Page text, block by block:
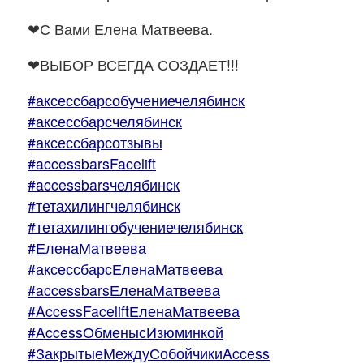
❤С Вами Елена Матвеева.
❤ВЫБОР ВСЕГДА СОЗДАЕТ!!!
#аксессбарсобучениечелябинск
#аксессбарсчелябинск
#аксессбарсотзывы
#accessbarsFacelift
#accessbarsчелябинск
#тетахилингчелябинск
#тетахилингобучениечелябинск
#ЕленаМатвеева
#аксессбарсЕленаМатвеева
#accessbarsЕленаМатвеева
#AccessFaceliftЕленаМатвеева
#AccessОбменысИзюминкой
#ЗакрытыеМеждуСобойчикиAccess